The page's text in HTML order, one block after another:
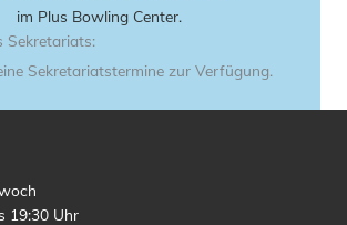
im Plus Bowling Center.
Sekretariats:
Sekretariatstermine zur Verfügung.
19:30 Uhr